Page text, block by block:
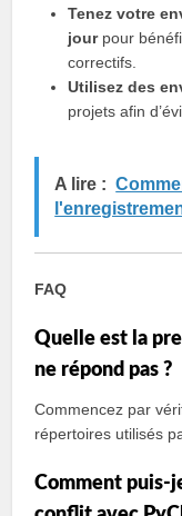
Tenez votre
jourpour
correctifs.
Utilisez des
projets afin
A lire :
FAQ
Quelle est la
ne répond pas ?
Commencez par
répertoires utilisés
Comment puis-